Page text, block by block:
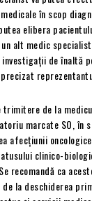
în scop
elibera
alt medic
de înaltă
de la
marcate SO, în
afecțiunii
clinico-
recomandă ca
la deschiderea